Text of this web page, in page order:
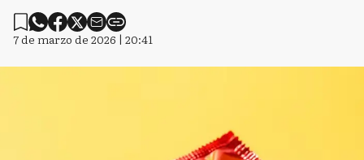
7 de marzo de 2026 | 20:41